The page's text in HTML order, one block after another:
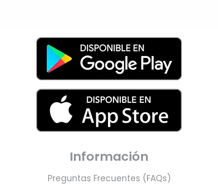
Información
Preguntas Frecuentes (FAQs)